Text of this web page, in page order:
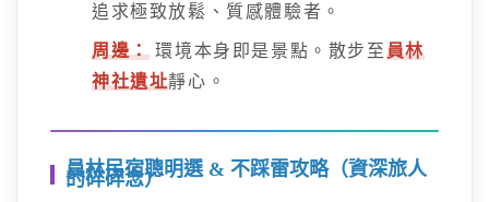
追求極致放鬆、質感體驗者。
周邊：環境本身即是景點。散步至員林
神社遺址靜心。
員林民宿聰明選 & 不踩雷攻略（資深旅人
的碎碎念）